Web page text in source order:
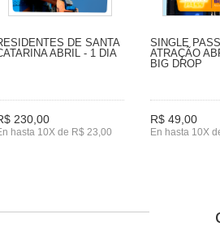
DE SANTA
ABRIL - 1 DIA
230,00
hasta 10X de R$ 23,00
SINGLE
ATRAÇÃO
BIG DROP
R$ 49,00
En hasta 10X